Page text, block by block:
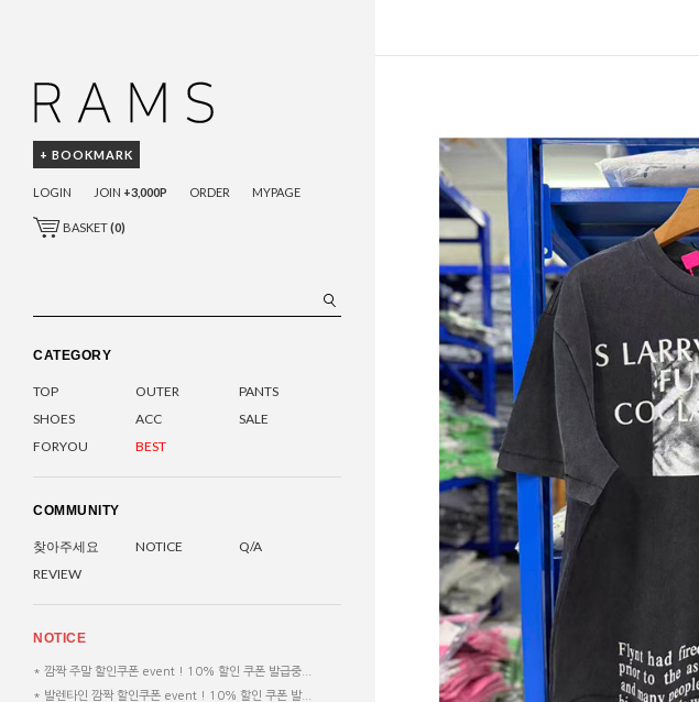
+ BOOKMARK
LOGIN JOIN +3,000P ORDER MYPAGE
BASKET(0)
CATEGORY
TOP OUTER
PANTS
SHOES
ACC
SALE
FORYOU
BEST
COMMUNITY
찾아주세요 NOTICE
Q/A
REVIEW
NOTICE
* 깜짝 주말 할인쿠폰 event ! 10% 할인 쿠폰 발급중...
* 발렌타인 깜짝 할인쿠폰 event ! 10% 할인 쿠폰 발...